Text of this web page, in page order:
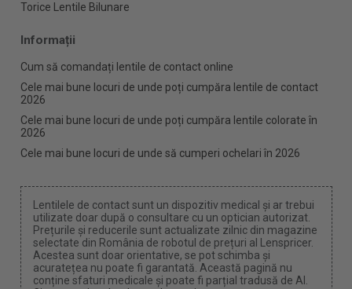
Torice Lentile Bilunare
Informații
Cum să comandați lentile de contact online
Cele mai bune locuri de unde poți cumpăra lentile de contact
2026
Cele mai bune locuri de unde poți cumpăra lentile colorate în
2026
Cele mai bune locuri de unde să cumperi ochelari în 2026
Lentilele de contact sunt un dispozitiv medical și ar trebui
utilizate doar după o consultare cu un optician autorizat.
Prețurile și reducerile sunt actualizate zilnic din magazine
selectate din România de robotul de prețuri al Lenspricer.
Acestea sunt doar orientative, se pot schimba și
acuratețea nu poate fi garantată. Această pagină nu
conține sfaturi medicale și poate fi parțial tradusă de AI.